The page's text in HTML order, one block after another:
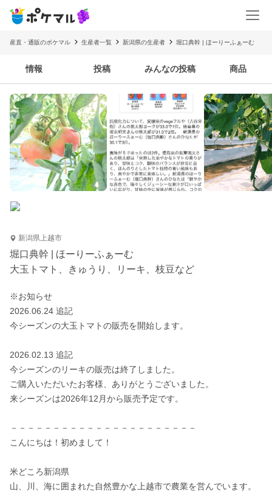
産直・通販のポケマル 生産者一覧 新潟県の生産者 堀口典幹 | ほーりーふぁーむ
情報 投稿 みんなの投稿 商品
新潟県上越市
堀口典幹 | ほーりーふぁーむ
大玉トマト、きゅうり、リーキ、枝豆など
※お知らせ
2026.06.24 追記
今シーズンの大玉トマトの販売を開始します。
2026.02.13 追記
今シーズンのリーキの販売は終了しました。
ご購入いただいたお客様、ありがとうございました。
来シーズンは2026年12月から販売予定です。
－－－－－－－－－－－－－－－－－－－－－－
こんにちは！初めまして！
米どころ新潟県
山、川、海に囲まれた自然豊かな上越市で農業を営んでいます。